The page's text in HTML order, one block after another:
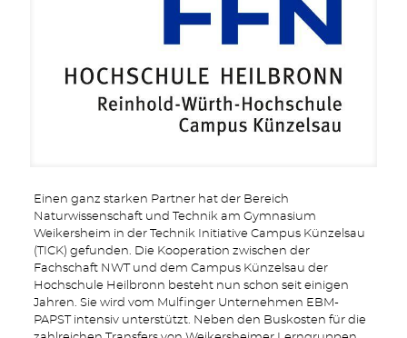
Einen ganz starken Partner hat der Bereich
Naturwissenschaft und Technik am Gymnasium
Weikersheim in der Technik Initiative Campus Künzelsau
(TICK) gefunden. Die Kooperation zwischen der
Fachschaft NWT und dem Campus Künzelsau der
Hochschule Heilbronn besteht nun schon seit einigen
Jahren. Sie wird vom Mulfinger Unternehmen EBM-
PAPST intensiv unterstützt. Neben den Buskosten für die